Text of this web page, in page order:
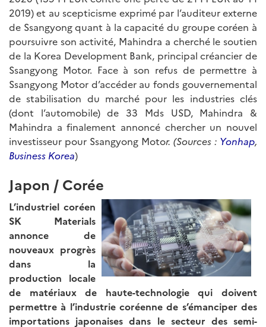
2019) et au scepticisme exprimé par l’auditeur externe
de Ssangyong quant à la capacité du groupe coréen à
poursuivre son activité, Mahindra a cherché le soutien
de la Korea Development Bank, principal créancier de
Ssangyong Motor. Face à son refus de permettre à
Ssangyong Motor d’accéder au fonds gouvernemental
de stabilisation du marché pour les industries clés
(dont l’automobile) de 33 Mds USD, Mahindra &
Mahindra a finalement annoncé chercher un nouvel
investisseur pour Ssangyong Motor. (Sources : Yonhap,
Business Korea)
Japon / Corée
L’industriel coréen
SK Materials
annonce de
nouveaux progrès
dans la
production locale
de matériaux de haute-technologie qui doivent
permettre à l’industrie coréenne de s’émanciper des
importations japonaises dans le secteur des semi-